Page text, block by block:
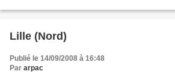
Lille (Nord)
Publié le 14/09/2008 à 16:48
Par arpac